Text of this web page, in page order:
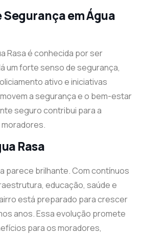
em Água
Rasa é conhecida por ser
um forte senso de segurança,
ativo e iniciativas
a segurança e o bem-estar
seguro contribui para a
moradores.
Rasa
parece brilhante. Com contínuos
educação, saúde e
está preparado para crescer
anos. Essa evolução promete
para os moradores,